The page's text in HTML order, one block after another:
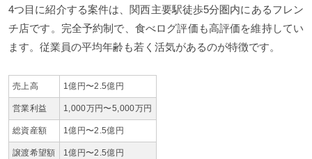
4つ目に紹介する案件は、関西主要駅徒歩5分圏内にあるフレン
チ店です。完全予約制で、食べログ評価も高評価を維持してい
ます。従業員の平均年齢も若く活気があるのが特徴です。
売上高 1億円〜2.5億円
営業利益 1,000万円〜5,000万円
総資産額 1億円〜2.5億円
譲渡希望額 1億円〜2.5億円